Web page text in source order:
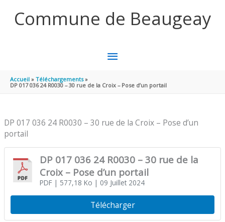
Commune de Beaugeay
MENU
PRINCIPAL
Accueil
Téléchargements
DP 017 036 24 R0030 – 30 rue de la Croix – Pose d’un portail
DP 017 036 24 R0030 – 30 rue de la Croix – Pose d’un
portail
DP 017 036 24 R0030 – 30 rue de la
Croix – Pose d’un portail
PDF| 577,18 Ko | 09 Juillet 2024
Télécharger